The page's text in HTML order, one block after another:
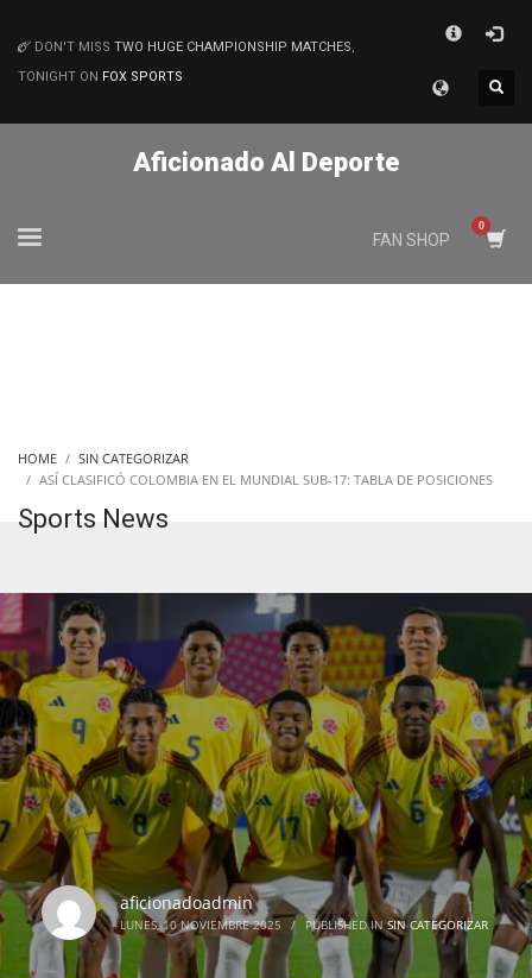
MATCHES
DON'T MISS TWO HUGE CHAMPIONSHIP MATCHES,
TONIGHT ON FOX SPORTS
Aficionado Al Deporte
FAN SHOP
HOME
SIN CATEGORIZAR
ASÍ CLASIFICÓ COLOMBIA EN EL MUNDIAL SUB-17: TABLA DE POSICIONES
Sports News
aficionadoadmin
LUNES, 10 NOVIEMBRE 2025 / PUBLISHED INSIN CATEGORIZAR